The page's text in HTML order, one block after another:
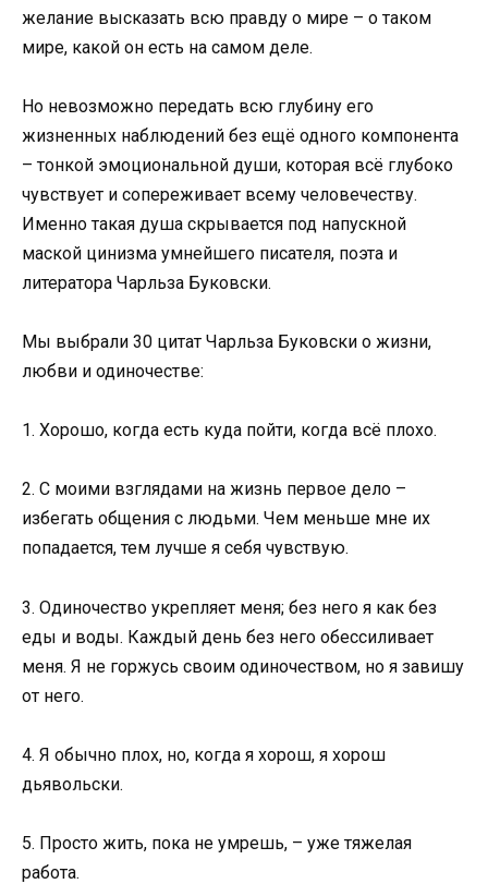
желание высказать всю правду о мире – о таком
мире, какой он есть на самом деле.
Но невозможно передать всю глубину его
жизненных наблюдений без ещё одного компонента
– тонкой эмоциональной души, которая всё глубоко
чувствует и сопереживает всему человечеству.
Именно такая душа скрывается под напускной
маской цинизма умнейшего писателя, поэта и
литератора Чарльза Буковски.
Мы выбрали 30 цитат Чарльза Буковски о жизни,
любви и одиночестве:
1. Хорошо, когда есть куда пойти, когда всё плохо.
2. С моими взглядами на жизнь первое дело –
избегать общения с людьми. Чем меньше мне их
попадается, тем лучше я себя чувствую.
3. Одиночество укрепляет меня; без него я как без
еды и воды. Каждый день без него обессиливает
меня. Я не горжусь своим одиночеством, но я завишу
от него.
4. Я обычно плох, но, когда я хорош, я хорош
дьявольски.
5. Просто жить, пока не умрешь, – уже тяжелая
работа.